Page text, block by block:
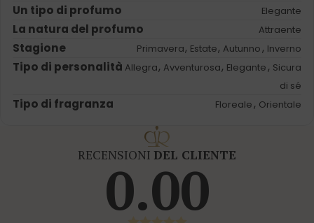
Un tipo di profumo Elegante
La natura del profumo Attraente
Stagione Primavera, Estate, Autunno , Inverno
Tipo di personalità Allegra, Avventurosa, Elegante , Sicura
di sé
Tipo di fragranza Floreale , Orientale
RECENSIONI DEL CLIENTE
0.00